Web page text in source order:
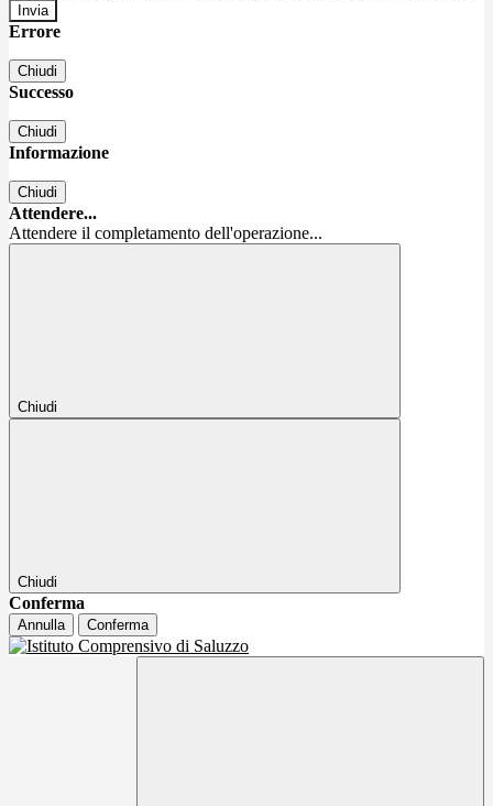
Errore
Chiudi
Successo
Chiudi
Informazione
Chiudi
Attendere...
Attendere il completamento dell'operazione...
Chiudi
Chiudi
Conferma
Annulla Conferma